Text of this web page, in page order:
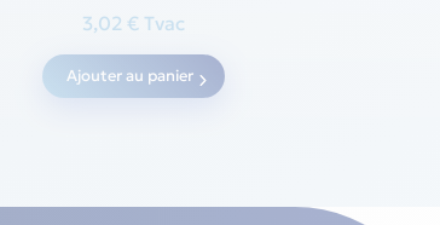
3,02 € Tvac
Ajouter au panier